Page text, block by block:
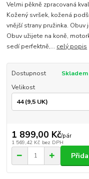
Velmi pěkně zpracovaná
Kožený svršek, kožená
vnější strany pružinka.
Obuv užijete na koně,
sedí perfektně,... celý popis
Dostupnost
Skladem
Velikost
1 899,00 Kč/pár
1 569,42 Kč bez DPH